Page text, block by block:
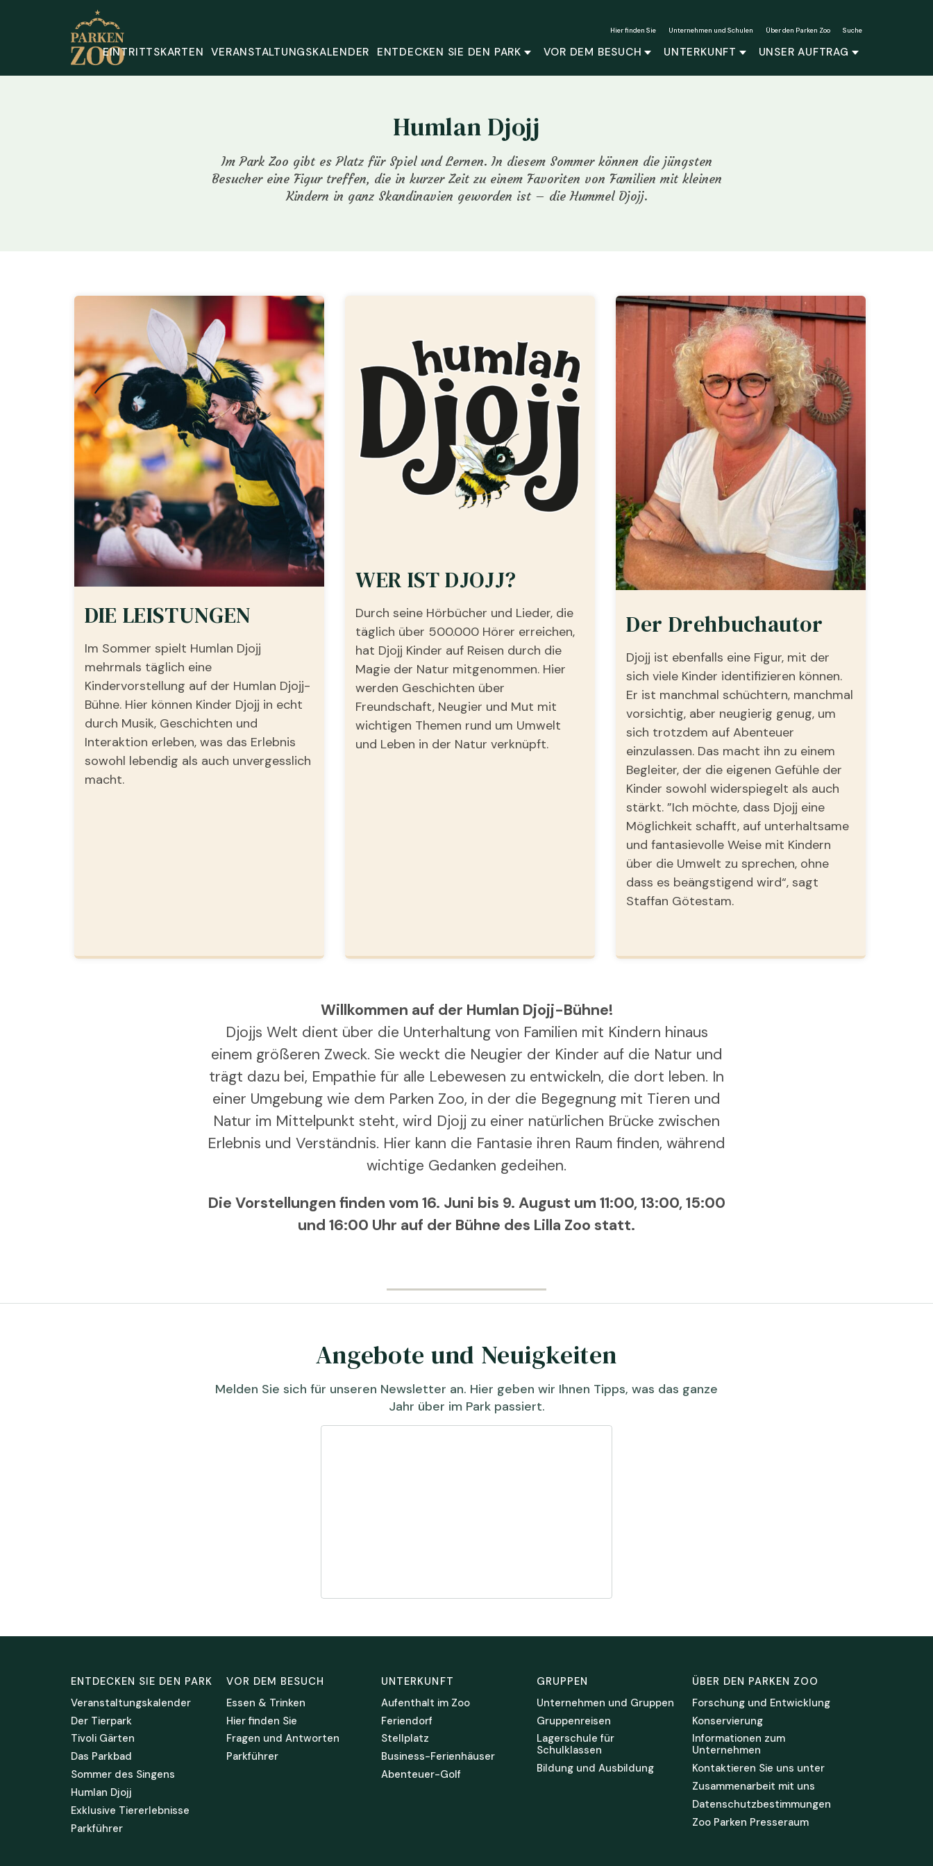
EINTRITTSKARTEN VERANSTALTUNGSKALENDER ENTDECKEN SIE DEN PARK VOR DEM BESUCH UNTERKUNFT UNSER AUFTRAG
Hier finden Sie Unternehmen und Schulen Über den Parken Zoo Suche
Humlan Djojj
Im Park Zoo gibt es Platz für Spiel und Lernen. In diesem Sommer können die jüngsten
Besucher eine Figur treffen, die in kurzer Zeit zu einem Favoriten von Familien mit kleinen
Kindern in ganz Skandinavien geworden ist – die Hummel Djojj.
DIE LEISTUNGEN
Im Sommer spielt Humlan Djojj
mehrmals täglich eine
Kindervorstellung auf der Humlan Djojj-
Bühne. Hier können Kinder Djojj in echt
durch Musik, Geschichten und
Interaktion erleben, was das Erlebnis
sowohl lebendig als auch unvergesslich
macht.
WER IST DJOJJ?
Durch seine Hörbücher und Lieder, die
täglich über 500.000 Hörer erreichen,
hat Djojj Kinder auf Reisen durch die
Magie der Natur mitgenommen. Hier
werden Geschichten über
Freundschaft, Neugier und Mut mit
wichtigen Themen rund um Umwelt
und Leben in der Natur verknüpft.
Der Drehbuchautor
Djojj ist ebenfalls eine Figur, mit der
sich viele Kinder identifizieren können.
Er ist manchmal schüchtern, manchmal
vorsichtig, aber neugierig genug, um
sich trotzdem auf Abenteuer
einzulassen. Das macht ihn zu einem
Begleiter, der die eigenen Gefühle der
Kinder sowohl widerspiegelt als auch
stärkt. ”Ich möchte, dass Djojj eine
Möglichkeit schafft, auf unterhaltsame
und fantasievolle Weise mit Kindern
über die Umwelt zu sprechen, ohne
dass es beängstigend wird“, sagt
Staffan Götestam.
Willkommen auf der Humlan Djojj-Bühne!
Djojjs Welt dient über die Unterhaltung von Familien mit Kindern hinaus
einem größeren Zweck. Sie weckt die Neugier der Kinder auf die Natur und
trägt dazu bei, Empathie für alle Lebewesen zu entwickeln, die dort leben. In
einer Umgebung wie dem Parken Zoo, in der die Begegnung mit Tieren und
Natur im Mittelpunkt steht, wird Djojj zu einer natürlichen Brücke zwischen
Erlebnis und Verständnis. Hier kann die Fantasie ihren Raum finden, während
wichtige Gedanken gedeihen.
Die Vorstellungen finden vom 16. Juni bis 9. August um 11:00, 13:00, 15:00
und 16:00 Uhr auf der Bühne des Lilla Zoo statt.
Angebote und Neuigkeiten
Melden Sie sich für unseren Newsletter an. Hier geben wir Ihnen Tipps, was das ganze
Jahr über im Park passiert.
ENTDECKEN SIE DEN PARK
Veranstaltungskalender
Der Tierpark
Tivoli Gärten
Das Parkbad
Sommer des Singens
Humlan Djojj
Exklusive Tiererlebnisse
Parkführer
VOR DEM BESUCH
Essen & Trinken
Hier finden Sie
Fragen und Antworten
Parkführer
UNTERKUNFT
Aufenthalt im Zoo
Feriendorf
Stellplatz
Business-Ferienhäuser
Abenteuer-Golf
GRUPPEN
Unternehmen und Gruppen
Gruppenreisen
Lagerschule für
Schulklassen
Bildung und Ausbildung
ÜBER DEN PARKEN ZOO
Forschung und Entwicklung
Konservierung
Informationen zum
Unternehmen
Kontaktieren Sie uns unter
Zusammenarbeit mit uns
Datenschutzbestimmungen
Zoo Parken Presseraum